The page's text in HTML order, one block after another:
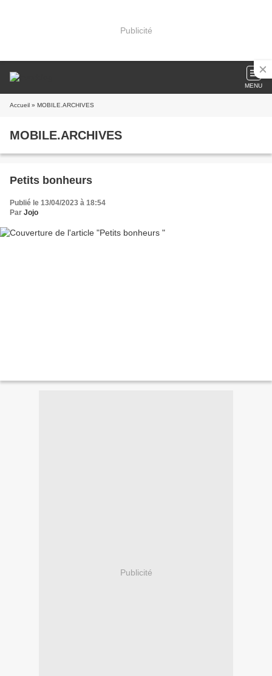
Publicité
MENU
Accueil » MOBILE.ARCHIVES
MOBILE.ARCHIVES
Petits bonheurs
Publié le 13/04/2023 à 18:54
Par Jojo
Publicité